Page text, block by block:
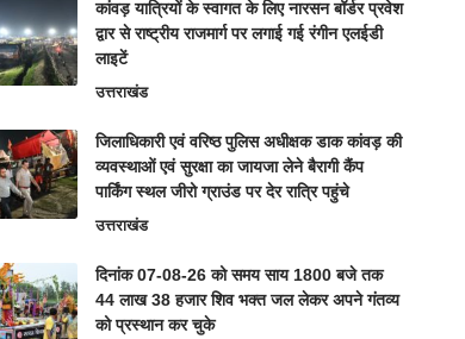
कांवड़ यात्रियों के स्वागत के लिए नारसन बॉर्डर प्रवेश
द्वार से राष्ट्रीय राजमार्ग पर लगाई गई रंगीन एलईडी
लाइटें
उत्तराखंड
जिलाधिकारी एवं वरिष्ठ पुलिस अधीक्षक डाक कांवड़ की
व्यवस्थाओं एवं सुरक्षा का जायजा लेने बैरागी कैंप
पार्किंग स्थल जीरो ग्राउंड पर देर रात्रि पहुंचे
उत्तराखंड
दिनांक 07-08-26 को समय साय 1800 बजे तक
44 लाख 38 हजार शिव भक्त जल लेकर अपने गंतव्य
को प्रस्थान कर चुके